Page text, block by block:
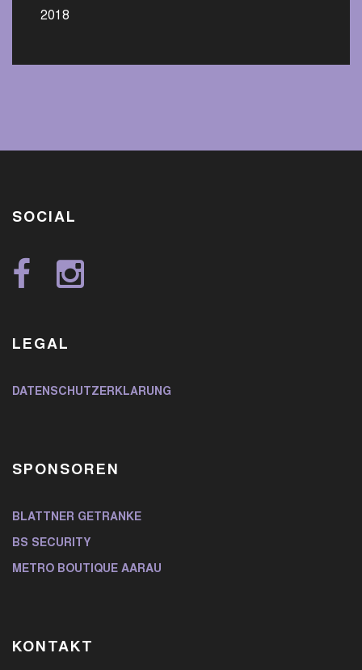
2018
SOCIAL
LEGAL
DATENSCHUTZERKLÄRUNG
SPONSOREN
BLATTNER GETRÄNKE
BS SECURITY
METRO BOUTIQUE AARAU
KONTAKT